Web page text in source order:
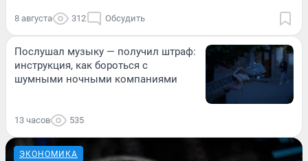
8 августа 312 Обсудить
Послушал музыку — получил штраф:
инструкция, как бороться с
шумными ночными компаниями
13 часов 535
ЭКОНОМИКА